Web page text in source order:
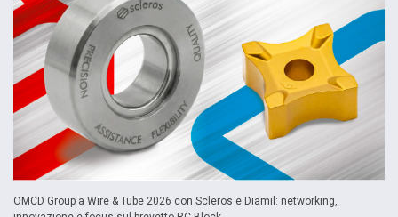
OMCD Group a Wire & Tube 2026 con Scleros e Diamil: networking,